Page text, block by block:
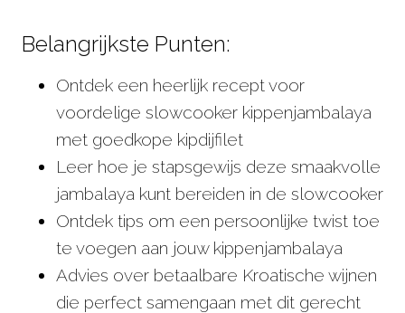
Belangrijkste Punten:
Ontdek een heerlijk recept voor
voordelige slowcooker kippenjambalaya
met goedkope kipdijfilet
Leer hoe je stapsgewijs deze smaakvolle
jambalaya kunt bereiden in de slowcooker
Ontdek tips om een persoonlijke twist toe
te voegen aan jouw kippenjambalaya
Advies over betaalbare Kroatische wijnen
die perfect samengaan met dit gerecht